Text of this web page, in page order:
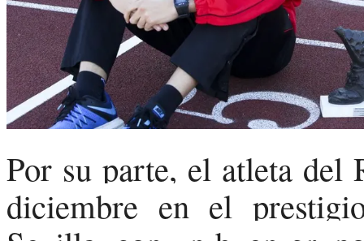
Por su parte, el atleta del
diciembre en el